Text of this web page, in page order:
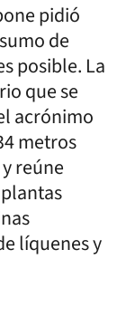
pidió
de
posible. La
que se
acrónimo
metros
reúne
líquenes y